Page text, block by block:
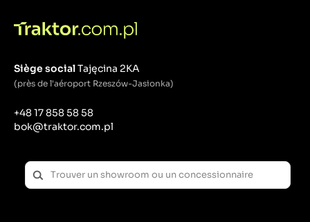
Siège socialTajęcina 2KA
(près de l'aéroport Rzeszów-Jasionka)
+48 17 858 58 58
bok@traktor.com.pl